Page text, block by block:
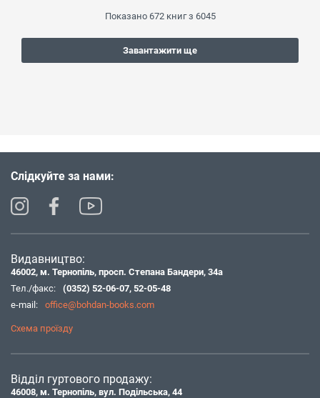
Показано 672книг з 6045
Завантажити ще
Слідкуйте за нами:
Видавництво:
46002, м. Тернопіль, просп. Степана Бандери, 34а
Тел./факс:
(0352) 52-06-07, 52-05-48
e-mail:
office@bohdan-books.com
Схема проїзду
Відділ гуртового продажу:
46008, м. Тернопіль, вул. Подільська, 44